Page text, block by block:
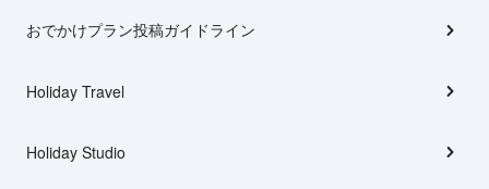
おでかけプラン投稿ガイドライン
Holiday Travel
Holiday Studio